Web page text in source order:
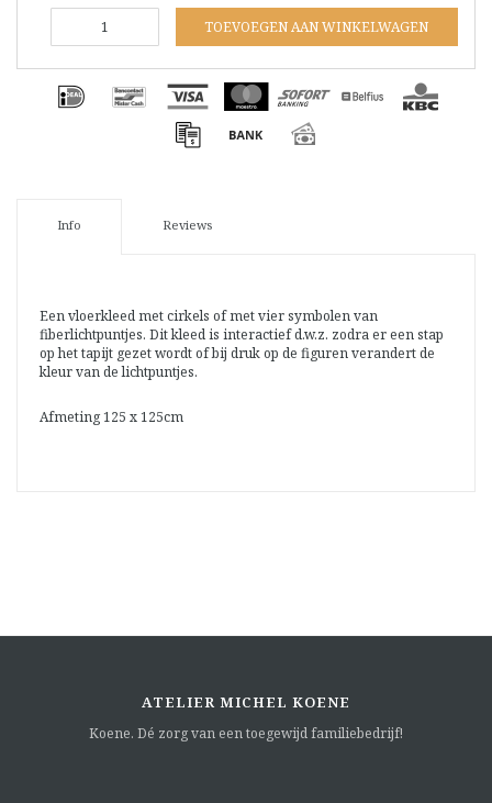
TOEVOEGEN AAN WINKELWAGEN
Info Reviews
Een vloerkleed met cirkels of met vier symbolen van
fiberlichtpuntjes. Dit kleed is interactief d.w.z. zodra er een stap
op het tapijt gezet wordt of bij druk op de figuren verandert de
kleur van de lichtpuntjes.
Afmeting 125 x 125cm
ATELIER MICHEL KOENE
Koene. Dé zorg van een toegewijd familiebedrijf!